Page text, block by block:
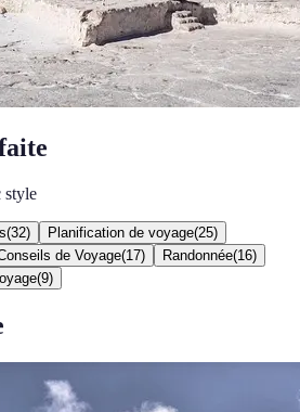
style
(32) Planification de voyage(25)
de Voyage(17) Randonnée(16)
(9)